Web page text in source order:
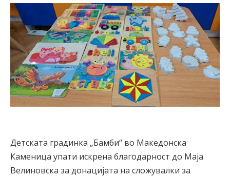
Детската градинка „Бамби“ во Македонска
Каменица упати искрена благодарност до Маја
Велиновска за донацијата на сложувалки за